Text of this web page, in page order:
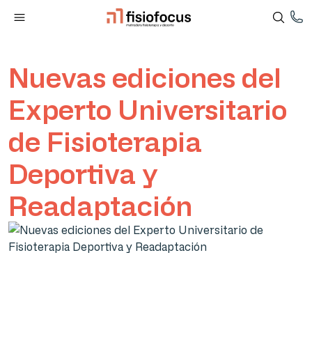
Nuevas ediciones del
Experto Universitario
de Fisioterapia
Deportiva y
Readaptación